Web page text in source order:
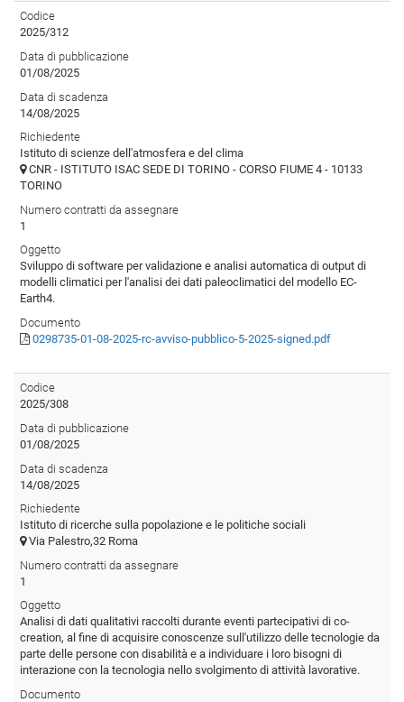
Codice
2025/312
Data di pubblicazione
01/08/2025
Data di scadenza
14/08/2025
Richiedente
Istituto di scienze dell'atmosfera e del clima
CNR - ISTITUTO ISAC SEDE DI TORINO - CORSO FIUME 4 - 10133
TORINO
Numero contratti da assegnare
1
Oggetto
Sviluppo di software per validazione e analisi automatica di output di
modelli climatici per l'analisi dei dati paleoclimatici del modello EC-
Earth4.
Documento
0298735-01-08-2025-rc-avviso-pubblico-5-2025-signed.pdf
Codice
2025/308
Data di pubblicazione
01/08/2025
Data di scadenza
14/08/2025
Richiedente
Istituto di ricerche sulla popolazione e le politiche sociali
Via Palestro,32 Roma
Numero contratti da assegnare
1
Oggetto
Analisi di dati qualitativi raccolti durante eventi partecipativi di co-
creation, al fine di acquisire conoscenze sull'utilizzo delle tecnologie da
parte delle persone con disabilità e a individuare i loro bisogni di
interazione con la tecnologia nello svolgimento di attività lavorative.
Documento